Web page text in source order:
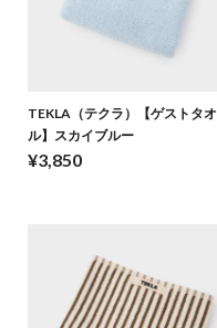
TEKLA（テクラ）【ゲストタオ
ル】スカイブルー
¥3,850